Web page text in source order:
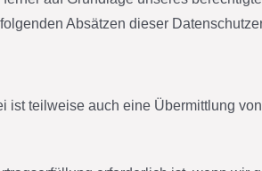
Absätzen dieser
ist teilweise auch eine Übermittlung